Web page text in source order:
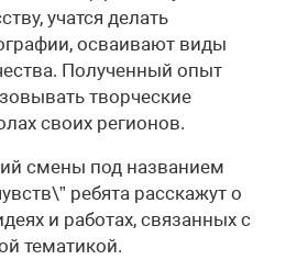
учатся делать
осваивают виды
Полученный опыт
творческие
своих регионов.
смены под названием
ребята расскажут о
и работах, связанных с
тематикой.